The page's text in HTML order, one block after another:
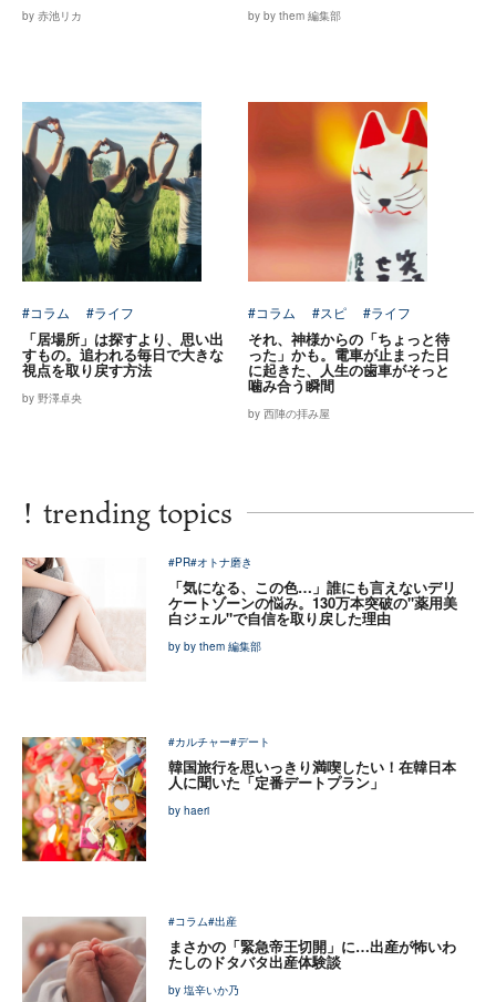
by 赤池リカ by by them 編集部
#コラム #ライフ
「居場所」は探すより、思い出
すもの。追われる毎日で大きな
視点を取り戻す方法
by 野澤卓央
#コラム #スピ #ライフ
それ、神様からの「ちょっと待
った」かも。電車が止まった日
に起きた、人生の歯車がそっと
噛み合う瞬間
by 西陣の拝み屋
! trending topics
#PR#オトナ磨き
「気になる、この色…」誰にも言えないデリ
ケートゾーンの悩み。130万本突破の"薬用美
白ジェル"で自信を取り戻した理由
by by them 編集部
#カルチャー#デート
韓国旅行を思いっきり満喫したい！在韓日本
人に聞いた「定番デートプラン」
by haeri
#コラム#出産
まさかの「緊急帝王切開」に…出産が怖いわ
たしのドタバタ出産体験談
by 塩辛いか乃